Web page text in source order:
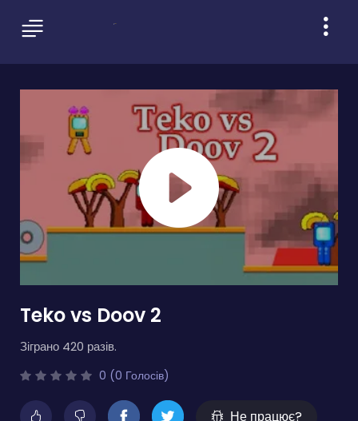
Teko vs Doov 2
Зіграно 420 разів.
0 (0 Голосів)
Не працює?